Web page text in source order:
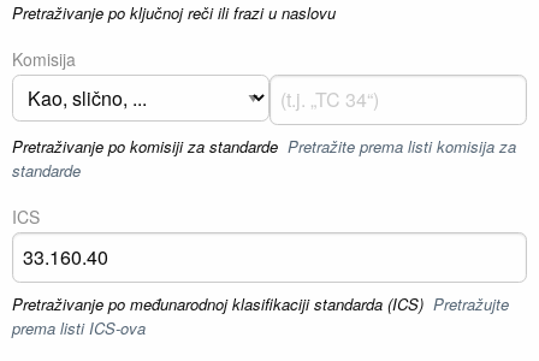
Pretraživanje po ključnoj reči ili frazi u naslovu
Komisija
Pretraživanje po komisiji za standarde Pretražite prema listi komisija za
standarde
ICS
Pretraživanje po međunarodnoj klasifikaciji standarda (ICS) Pretražujte
prema listi ICS-ova